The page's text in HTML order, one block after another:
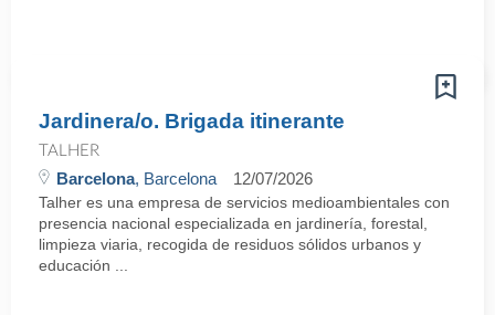
Jardinera/o. Brigada itinerante
TALHER
Barcelona, Barcelona 12/07/2026
Talher es una empresa de servicios medioambientales con
presencia nacional especializada en jardinería, forestal,
limpieza viaria, recogida de residuos sólidos urbanos y
educación ...